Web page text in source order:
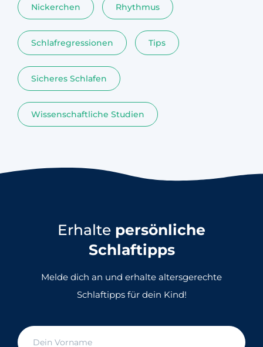
Nickerchen Rhythmus
Schlafregressionen Tips
Sicheres Schlafen
Wissenschaftliche Studien
Erhalte persönliche
Schlaftipps
Melde dich an und erhalte altersgerechte
Schlaftipps für dein Kind!